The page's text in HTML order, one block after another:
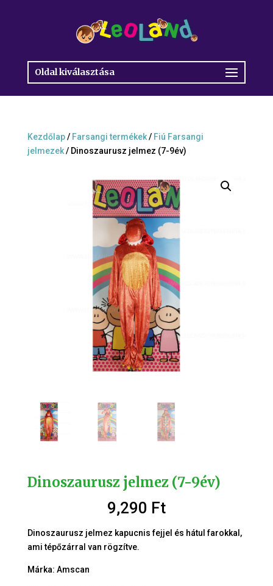
Oldal kiválasztása
Kezdőlap/ Farsangi termékek/ Fiú Farsangi
jelmezek/ Dinoszaurusz jelmez (7-9év)
Dinoszaurusz jelmez (7-9év)
9,290 Ft
Dinoszaurusz jelmez kapucnis fejjel és hátul farokkal,
ami tépőzárral van rögzítve.
Márka: Amscan